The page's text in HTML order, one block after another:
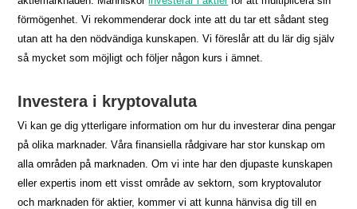
förmögenhet. Vi rekommenderar dock inte att du tar ett sådant steg
utan att ha den nödvändiga kunskapen. Vi föreslår att du lär dig själv
så mycket som möjligt och följer någon kurs i ämnet.
Investera i kryptovaluta
Vi kan ge dig ytterligare information om hur du investerar dina pengar
på olika marknader. Våra finansiella rådgivare har stor kunskap om
alla områden på marknaden. Om vi inte har den djupaste kunskapen
eller expertis inom ett visst område av sektorn, som kryptovalutor
och marknaden för aktier, kommer vi att kunna hänvisa dig till en